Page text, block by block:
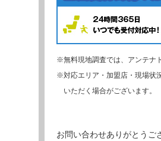
※無料現地調査では、アンテナ
※対応エリア・加盟店・現場状
いただく場合がございます。
お問い合わせありがとうご